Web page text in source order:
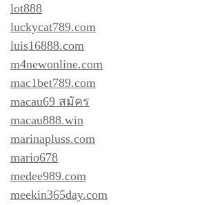
lot888
luckycat789.com
luis16888.com
m4newonline.com
mac1bet789.com
macau69 สมัคร
macau888.win
marinapluss.com
mario678
medee989.com
meekin365day.com